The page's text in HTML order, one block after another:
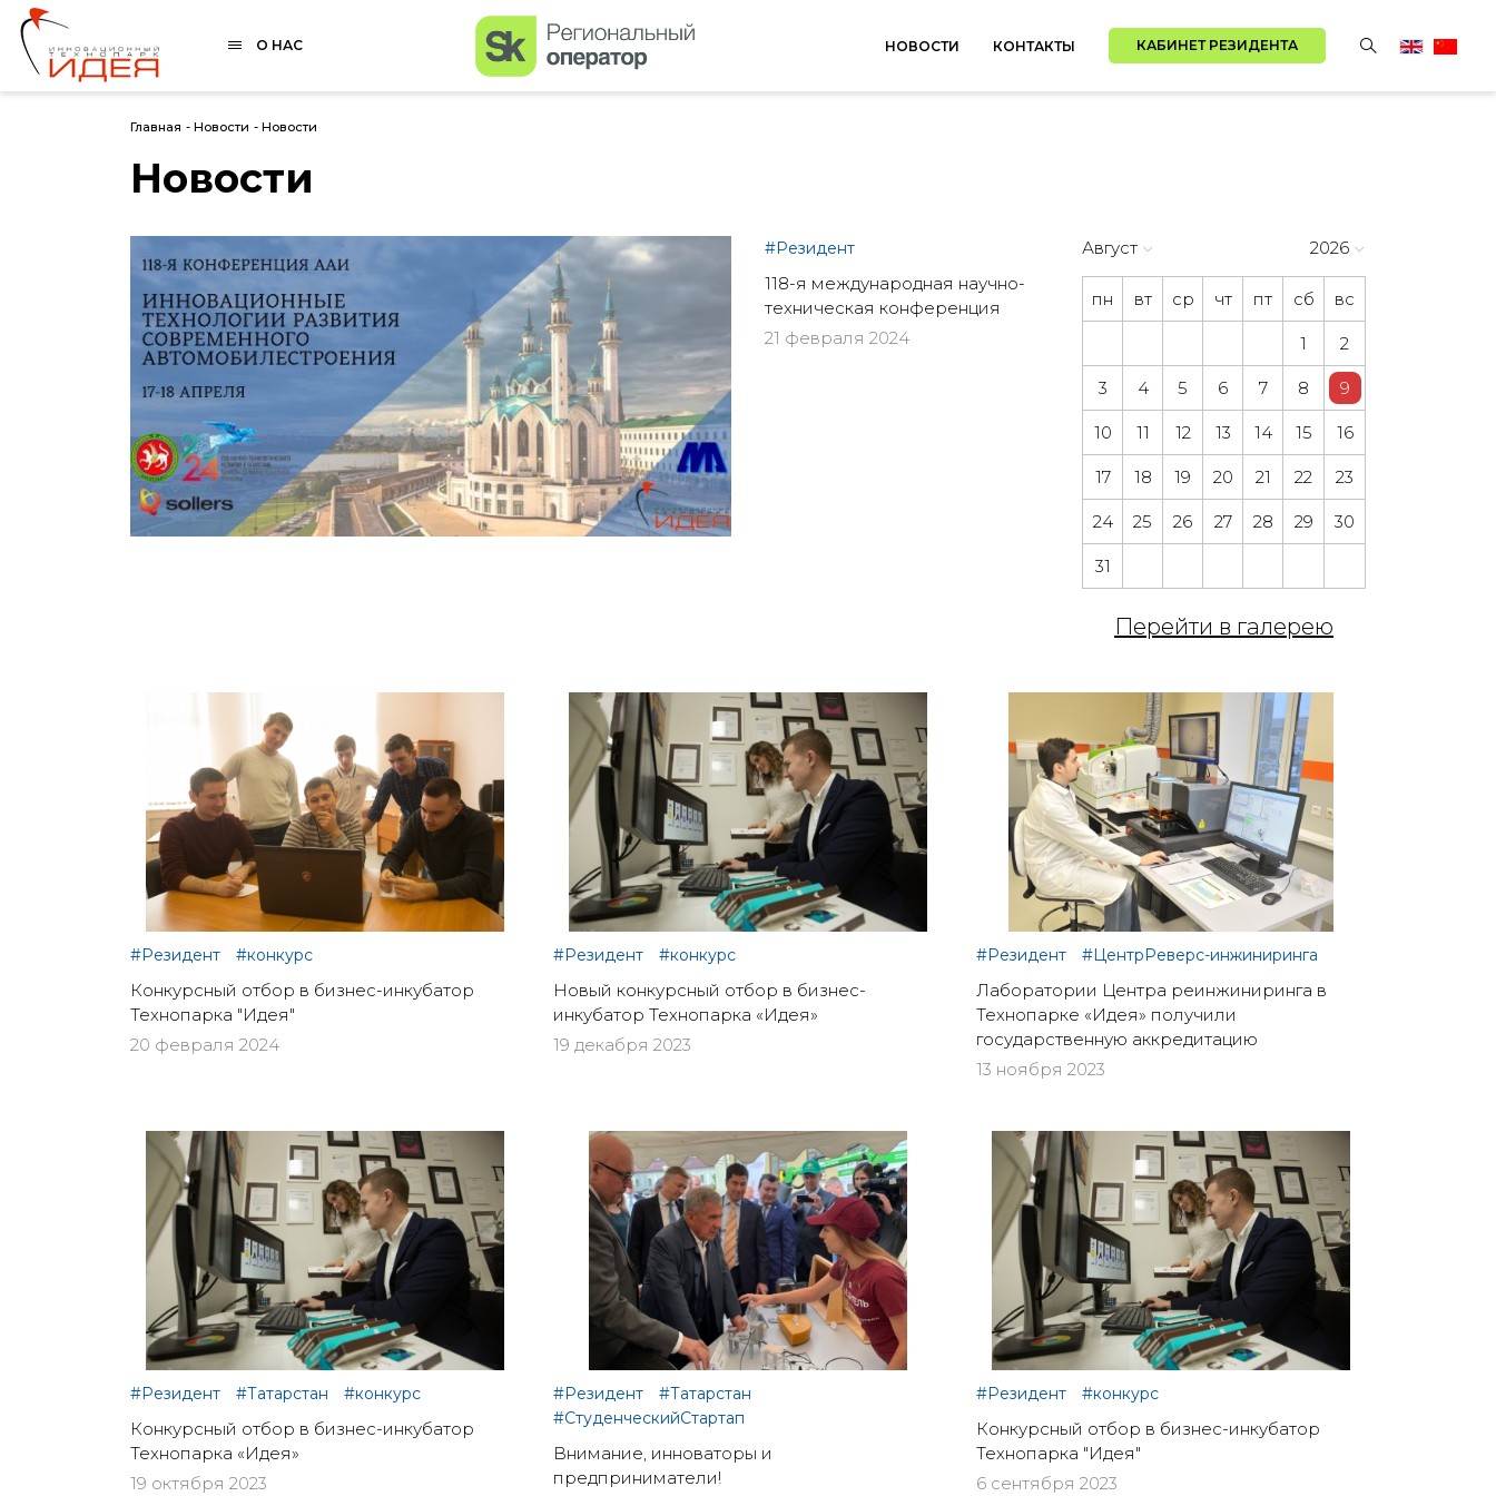
О НАС НОВОСТИ КОНТАКТЫ КАБИНЕТ РЕЗИДЕНТА
Главная - Новости - Новости
Новости
Август 2026
пн вт ср чт пт сб вс
1 2
3 4 5 6 7 8 9
10 11 12 13 14 15 16
17 18 19 20 21 22 23
24 25 26 27 28 29 30
31
Перейти в галерею
#Резидент
118-я международная научно-
техническая конференция
21 февраля 2024
#Резидент #конкурс
Конкурсный отбор в бизнес-инкубатор
Технопарка "Идея"
20 февраля 2024
#Резидент #конкурс
Новый конкурсный отбор в бизнес-
инкубатор Технопарка «Идея»
19 декабря 2023
#Резидент #ЦентрРеверс-инжиниринга
Лаборатории Центра реинжиниринга в
Технопарке «Идея» получили
государственную аккредитацию
13 ноября 2023
#Резидент #Татарстан #конкурс
Конкурсный отбор в бизнес-инкубатор
Технопарка «Идея»
19 октября 2023
#Резидент
#Татарстан
#СтуденческийСтартап
Внимание, инноваторы и
предприниматели!
#Резидент #конкурс
Конкурсный отбор в бизнес-инкубатор
Технопарка "Идея"
6 сентября 2023